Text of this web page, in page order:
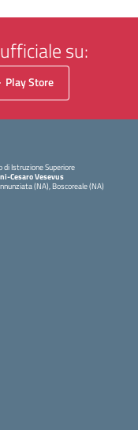
su:
Play Store
Istruzione Superiore
Cesaro Vesevus
(NA), Boscoreale (NA)